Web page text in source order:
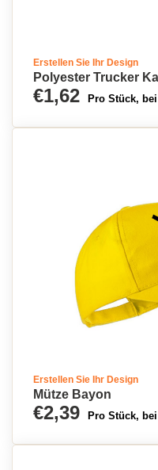
Erstellen Sie Ihr Design
Polyester Trucker
€1,62 Pro Stück,
Erstellen Sie Ihr Design
Mütze Bayon
€2,39 Pro Stück,